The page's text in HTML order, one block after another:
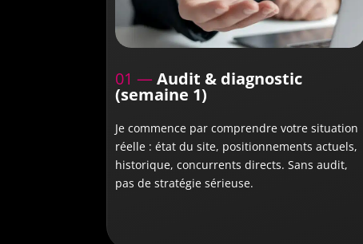
01 — Audit & diagnostic
(semaine 1)
Je commence par comprendre votre situation
réelle : état du site, positionnements actuels,
historique, concurrents directs. Sans audit,
pas de stratégie sérieuse.